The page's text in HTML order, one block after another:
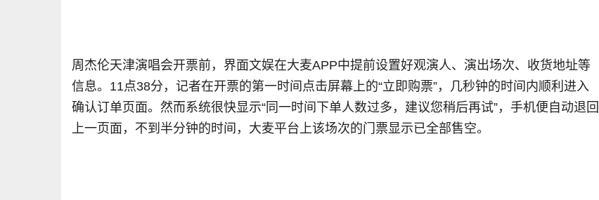
周杰伦天津演唱会开票前，界面文娱在大麦APP中提前设置好观演人、演出场次、收货地址等
信息。11点38分，记者在开票的第一时间点击屏幕上的“立即购票”，几秒钟的时间内顺利进入
确认订单页面。然而系统很快显示“同一时间下单人数过多，建议您稍后再试”，手机便自动退回
上一页面，不到半分钟的时间，大麦平台上该场次的门票显示已全部售空。